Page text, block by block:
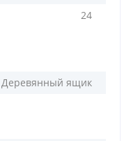
24
Деревянный ящик